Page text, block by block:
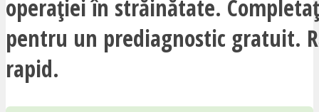
operației în străinătate.
pentru un prediagnostic gratuit.
rapid.